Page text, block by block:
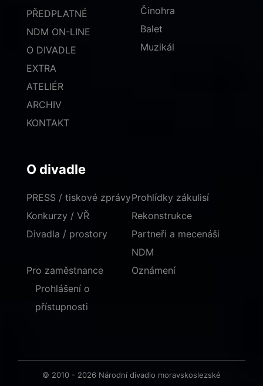
PŘEDPLATNÉ
NDM ON-LINE
O DIVADLE
EXTRA
ATELIÉR
ARCHIV
KONTAKT
Činohra
Balet
Muzikál
O divadle
PRESS / tiskové zprávy
Konkurzy / VŘ
Divadla / prostory
Prohlídky zákulisí
Rekonstrukce
Partneři a mecenáši
NDM
Pro zaměstnance
Oznámení
Prohlášení o
přístupnosti
© 2010 - 2026 Národní divadlo moravskoslezské